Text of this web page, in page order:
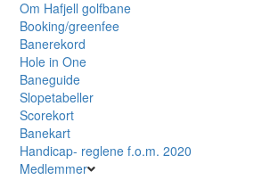
Om Hafjell golfbane
Booking/greenfee
Banerekord
Hole in One
Baneguide
Slopetabeller
Scorekort
Banekart
Handicap- reglene f.o.m. 2020
Medlemmer